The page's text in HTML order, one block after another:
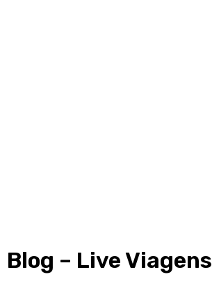
Blog – Live Viagens